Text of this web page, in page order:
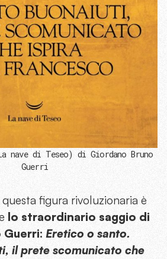
nave di Teseo) di Giordano Bruno
Guerri
figura rivoluzionaria è
lo straordinario saggio di
Guerri: Eretico o santo.
il prete scomunicato che